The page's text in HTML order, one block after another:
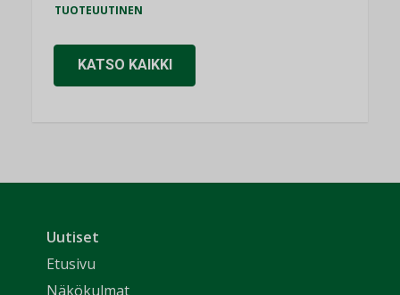
TUOTEUUTINEN
KATSO KAIKKI
Uutiset
Etusivu
Näkökulmat